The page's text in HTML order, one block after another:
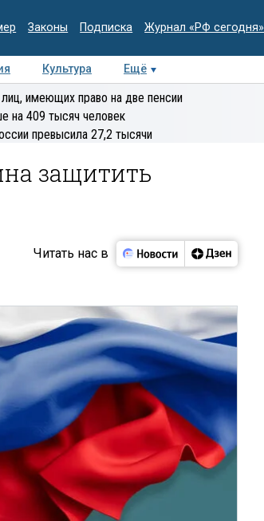
Законы Подписка Журнал «РФ сегодня»
Культура Ещё
Колумнисты
Деловая
имеющих право на две пенсии
на 409 тысяч человек
превысила 27,2 тысячи
защитить
Читать нас в